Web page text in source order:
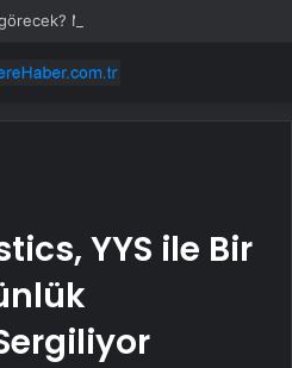
YYS ile Bir